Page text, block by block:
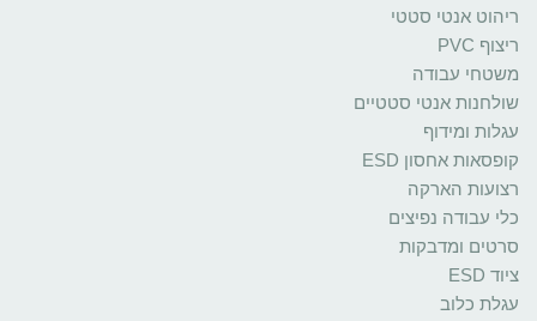
ריהוט אנטי סטטי
ריצוף PVC
משטחי עבודה
שולחנות אנטי סטטיים
עגלות ומידוף
קופסאות אחסון ESD
רצועות הארקה
כלי עבודה נפיצים
סרטים ומדבקות
ציוד ESD
עגלת כלוב